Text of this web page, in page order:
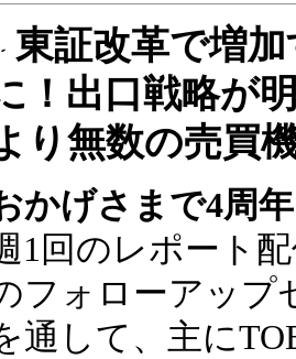
東証改革で増
！出口戦略が
り無数の売買
かげさまで4周年
1回のレポート
フォローアップ
通して、主に